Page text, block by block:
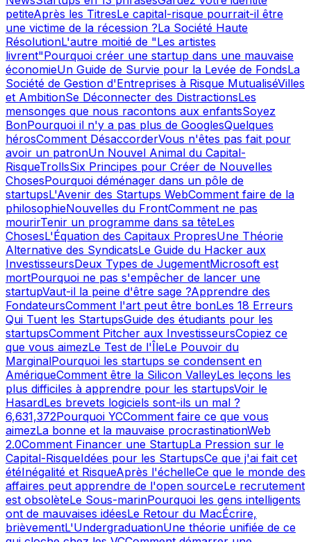
petiteAprès les TitresLe capital-risque pourrait-il être
une victime de la récession ?La Société Haute
RésolutionL'autre moitié de "Les artistes
livrent"Pourquoi créer une startup dans une mauvaise
économieUn Guide de Survie pour la Levée de FondsLa
Société de Gestion d'Entreprises à Risque MutualiséVilles
et AmbitionSe Déconnecter des DistractionsLes
mensonges que nous racontons aux enfantsSoyez
BonPourquoi il n'y a pas plus de GooglesQuelques
hérosComment DésaccorderVous n'êtes pas fait pour
avoir un patronUn Nouvel Animal du Capital-
RisqueTrollsSix Principes pour Créer de Nouvelles
ChosesPourquoi déménager dans un pôle de
startupsL'Avenir des Startups WebComment faire de la
philosophieNouvelles du FrontComment ne pas
mourirTenir un programme dans sa têteLes
ChosesL'Équation des Capitaux PropresUne Théorie
Alternative des SyndicatsLe Guide du Hacker aux
InvestisseursDeux Types de JugementMicrosoft est
mortPourquoi ne pas s'empêcher de lancer une
startupVaut-il la peine d'être sage ?Apprendre des
FondateursComment l'art peut être bonLes 18 Erreurs
Qui Tuent les StartupsGuide des étudiants pour les
startupsComment Pitcher aux InvestisseursCopiez ce
que vous aimezLe Test de l'ÎleLe Pouvoir du
MarginalPourquoi les startups se condensent en
AmériqueComment être la Silicon ValleyLes leçons les
plus difficiles à apprendre pour les startupsVoir le
HasardLes brevets logiciels sont-ils un mal ?
6,631,372Pourquoi YCComment faire ce que vous
aimezLa bonne et la mauvaise procrastinationWeb
2.0Comment Financer une StartupLa Pression sur le
Capital-RisqueIdées pour les StartupsCe que j'ai fait cet
étéInégalité et RisqueAprès l'échelleCe que le monde des
affaires peut apprendre de l'open sourceLe recrutement
est obsolèteLe Sous-marinPourquoi les gens intelligents
ont de mauvaises idéesLe Retour du MacÉcrire,
brièvementL'UndergraduationUne théorie unifiée de ce